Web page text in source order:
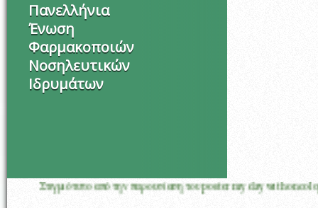
Πανελλήνια
Ένωση
Φαρμακοποιών
Νοσηλευτικών
Ιδρυμάτων
από την παρουσίαση του poster my day with oncology